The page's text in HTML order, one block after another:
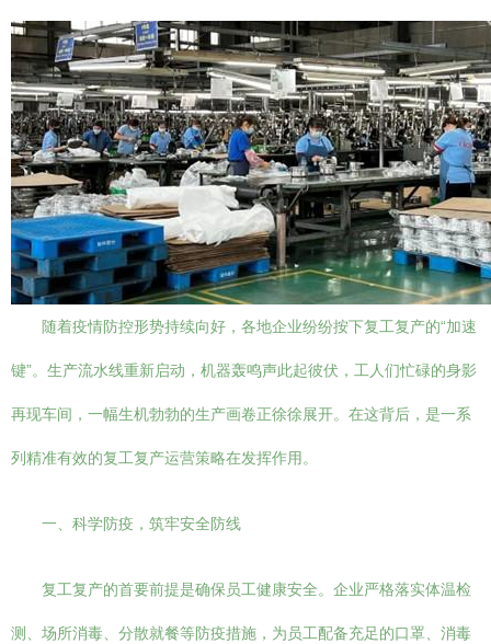
随着疫情防控形势持续向好，各地企业纷纷按下复工复产的“加速
键”。生产流水线重新启动，机器轰鸣声此起彼伏，工人们忙碌的身影
再现车间，一幅生机勃勃的生产画卷正徐徐展开。在这背后，是一系
列精准有效的复工复产运营策略在发挥作用。
一、科学防疫，筑牢安全防线
复工复产的首要前提是确保员工健康安全。企业严格落实体温检
测、场所消毒、分散就餐等防疫措施，为员工配备充足的口罩、消毒